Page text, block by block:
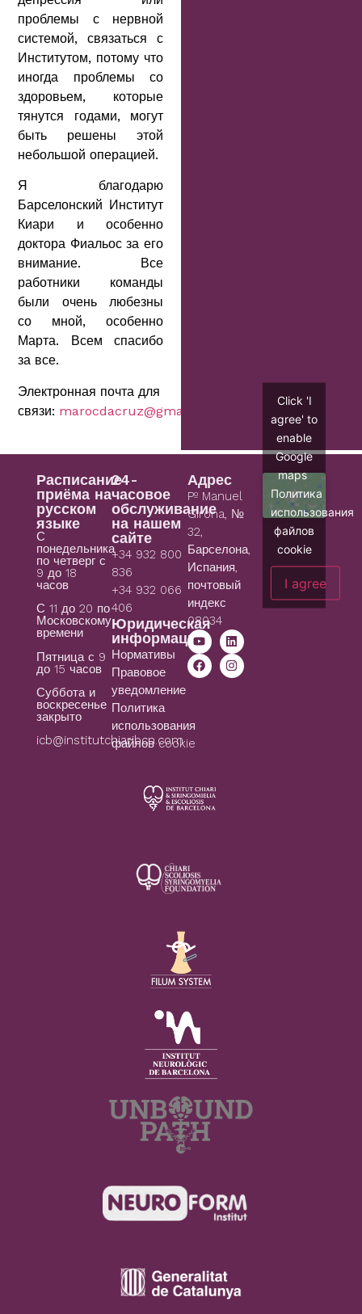
проблемы с нервной
системой, связаться с
Институтом, потому что
иногда проблемы со
здоровьем, которые
тянутся годами, могут
быть решены этой
небольшой операцией.
Я благодарю
Барселонский Институт
Киари и особенно
доктора Фиальос за его
внимание. Все
работники команды
были очень любезны
со мной, особенно
Марта. Всем спасибо
за все.
Электронная почта для
связи: marocdacruz@gmail.com
Расписание
приёма на
русском
языке
С
понедельника
по четверг с
9 до 18
часов
С 11 до 20 по
Московскому
времени
Пятница с 9
до 15 часов
Суббота и
воскресенье
закрыто
icb@institutchiaribcn.com
24-
часовое
обслуживание
на нашем
сайте
+34 932 800
836
+34 932 066
406
Юридическая
информация
Нормативы
Правовое
уведомление
Политика
использования
файлов cookie
Адрес
Pº Manuel
Girona, №
32,
Барселона,
Испания,
почтовый
индекс
08034
Click 'I
agree' to
enable
Google
maps
Политика
использования
файлов
cookie
I agree